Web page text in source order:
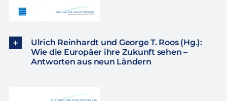
Ulrich Reinhardt und George T. Roos (Hg.):
Wie die Europäer ihre Zukunft sehen –
Antworten aus neun Ländern